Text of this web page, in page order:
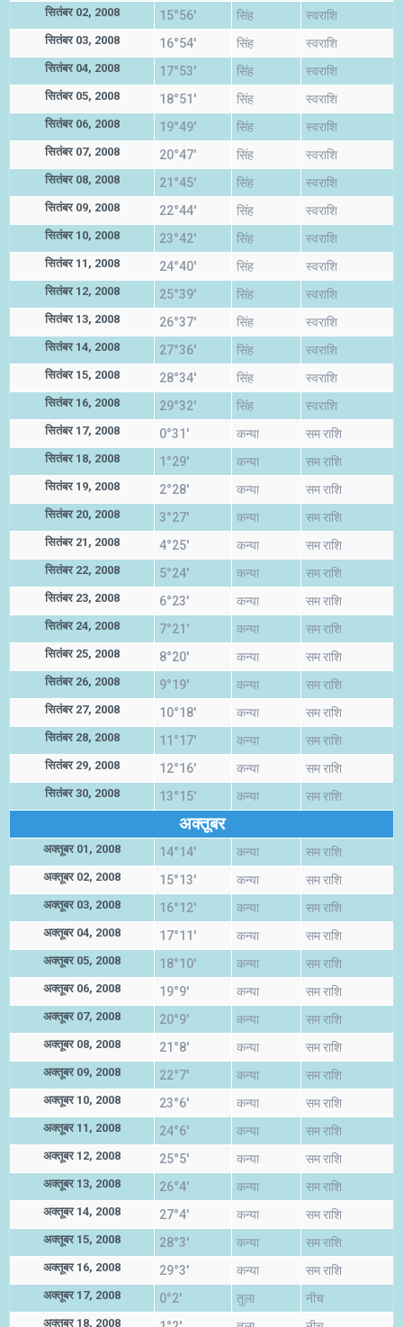
सितंबर 02, 2008 15°56' सिंह स्वराशि
सितंबर 03, 2008 16°54' सिंह स्वराशि
सितंबर 04, 2008 17°53' सिंह स्वराशि
सितंबर 05, 2008 18°51' सिंह स्वराशि
सितंबर 06, 2008 19°49' सिंह स्वराशि
सितंबर 07, 2008 20°47' सिंह स्वराशि
सितंबर 08, 2008 21°45' सिंह स्वराशि
सितंबर 09, 2008 22°44' सिंह स्वराशि
सितंबर 10, 2008 23°42' सिंह स्वराशि
सितंबर 11, 2008 24°40' सिंह स्वराशि
सितंबर 12, 2008 25°39' सिंह स्वराशि
सितंबर 13, 2008 26°37' सिंह स्वराशि
सितंबर 14, 2008 27°36' सिंह स्वराशि
सितंबर 15, 2008 28°34' सिंह स्वराशि
सितंबर 16, 2008 29°32' सिंह स्वराशि
सितंबर 17, 2008 0°31' कन्या सम राशि
सितंबर 18, 2008 1°29' कन्या सम राशि
सितंबर 19, 2008 2°28' कन्या सम राशि
सितंबर 20, 2008 3°27' कन्या सम राशि
सितंबर 21, 2008 4°25' कन्या सम राशि
सितंबर 22, 2008 5°24' कन्या सम राशि
सितंबर 23, 2008 6°23' कन्या सम राशि
सितंबर 24, 2008 7°21' कन्या सम राशि
सितंबर 25, 2008 8°20' कन्या सम राशि
सितंबर 26, 2008 9°19' कन्या सम राशि
सितंबर 27, 2008 10°18' कन्या सम राशि
सितंबर 28, 2008 11°17' कन्या सम राशि
सितंबर 29, 2008 12°16' कन्या सम राशि
सितंबर 30, 2008 13°15' कन्या सम राशि
अक्तूबर
अक्तूबर 01, 2008 14°14' कन्या सम राशि
अक्तूबर 02, 2008 15°13' कन्या सम राशि
अक्तूबर 03, 2008 16°12' कन्या सम राशि
अक्तूबर 04, 2008 17°11' कन्या सम राशि
अक्तूबर 05, 2008 18°10' कन्या सम राशि
अक्तूबर 06, 2008 19°9' कन्या सम राशि
अक्तूबर 07, 2008 20°9' कन्या सम राशि
अक्तूबर 08, 2008 21°8' कन्या सम राशि
अक्तूबर 09, 2008 22°7' कन्या सम राशि
अक्तूबर 10, 2008 23°6' कन्या सम राशि
अक्तूबर 11, 2008 24°6' कन्या सम राशि
अक्तूबर 12, 2008 25°5' कन्या सम राशि
अक्तूबर 13, 2008 26°4' कन्या सम राशि
अक्तूबर 14, 2008 27°4' कन्या सम राशि
अक्तूबर 15, 2008 28°3' कन्या सम राशि
अक्तूबर 16, 2008 29°3' कन्या सम राशि
अक्तूबर 17, 2008 0°2' तुला नीच
अक्तूबर 18, 2008